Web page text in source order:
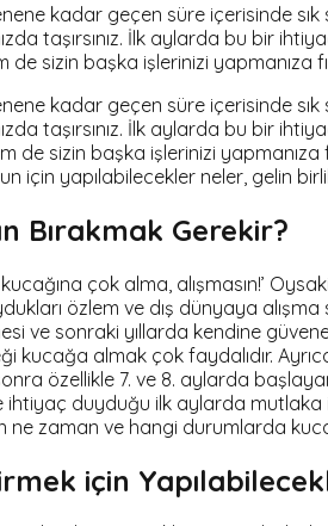
kadar geçen süre içerisinde sık
taşırsınız. İlk aylarda bu bir
sizin başka işlerinizi yapmanıza
kadar geçen süre içerisinde sık
taşırsınız. İlk aylarda bu bir
de sizin başka işlerinizi
için yapılabilecekler neler, gelin
Bırakmak Gerekir?
çok alma, alışmasın!’
özlem ve dış dünyaya
ve sonraki yıllarda kendine
almak çok faydalıdır.
özellikle 7. ve 8. aylarda
ihtiyaç duyduğu ilk aylarda
zaman ve hangi durumlarda
için